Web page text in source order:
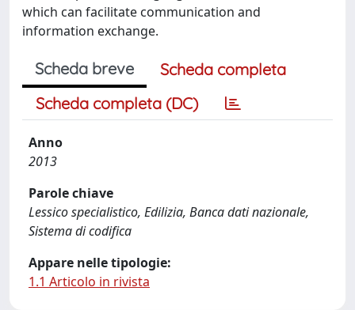
which can facilitate communication and
information exchange.
Scheda breve
Scheda completa
Scheda completa (DC)
Anno
2013
Parole chiave
Lessico specialistico, Edilizia, Banca dati nazionale,
Sistema di codifica
Appare nelle tipologie:
1.1 Articolo in rivista